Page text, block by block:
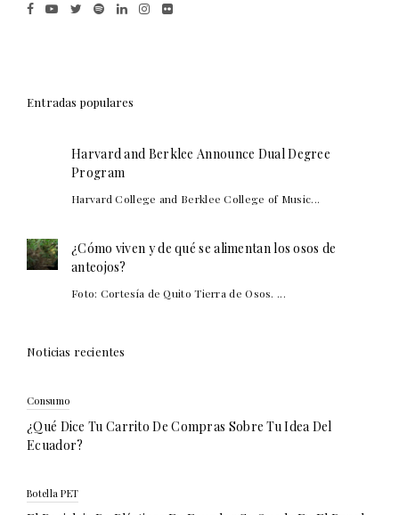
Entradas populares
Harvard and Berklee Announce Dual Degree
Program
Harvard College and Berklee College of Music...
¿Cómo viven y de qué se alimentan los osos de
anteojos?
Foto: Cortesía de Quito Tierra de Osos. ...
Noticias recientes
Consumo
¿Qué Dice Tu Carrito De Compras Sobre Tu Idea Del
Ecuador?
Botella PET